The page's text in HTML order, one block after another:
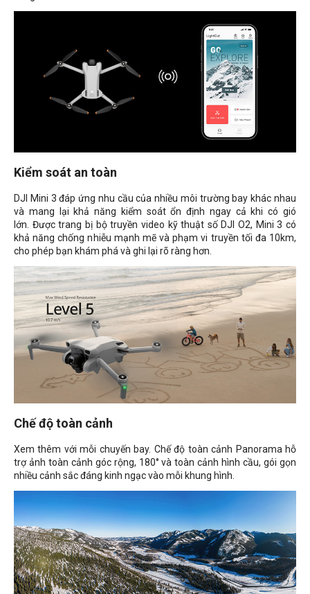
Kiểm soát an toàn
DJI Mini 3 đáp ứng nhu cầu của nhiều môi trường bay khác nhau
và mang lại khả năng kiểm soát ổn định ngay cả khi có gió
lớn. Được trang bị bộ truyền video kỹ thuật số DJI O2, Mini 3 có
khả năng chống nhiễu mạnh mẽ và phạm vi truyền tối đa 10km,
cho phép bạn khám phá và ghi lại rõ ràng hơn.
Chế độ toàn cảnh
Xem thêm với mỗi chuyến bay. Chế độ toàn cảnh Panorama hỗ
trợ ảnh toàn cảnh góc rộng, 180° và toàn cảnh hình cầu, gói gọn
nhiều cảnh sắc đáng kinh ngạc vào mỗi khung hình.